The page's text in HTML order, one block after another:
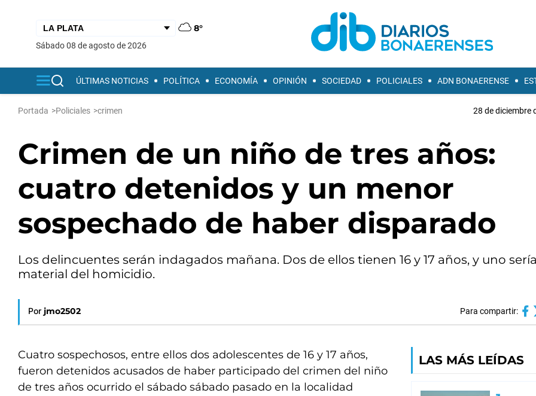
8°
sábado 08 de agosto de 2026
ÚLTIMAS NOTICIAS POLÍTICA ECONOMÍA OPINIÓN SOCIEDAD POLICIALES ADN BONAERENSE
Portada >Policiales >crimen 28 de diciembre
Crimen de un niño de tres años:
cuatro detenidos y un menor
sospechado de haber disparado
Los delincuentes serán indagados mañana. Dos de ellos tienen 16 y 17 años, y uno
material del homicidio.
Por jmo2502 Para compartir:
Cuatro sospechosos, entre ellos dos adolescentes de 16 y 17 años,
fueron detenidos acusados de haber participado del crimen del niño
de tres años ocurrido el sábado sábado pasado en la localidad
LAS MÁS LEÍDAS